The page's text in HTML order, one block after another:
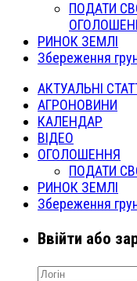
ПОДАТИ
РИНОК ЗЕМЛІ
Збереження
АКТУАЛЬНІ
АГРОНОВИНИ
КАЛЕНДАР
ВІДЕО
ОГОЛОШЕННЯ
ПОДАТИ
РИНОК ЗЕМЛІ
Збереження
Ввійти або